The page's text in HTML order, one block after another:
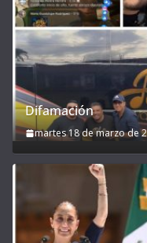
Difamación
martes 18 de marzo de